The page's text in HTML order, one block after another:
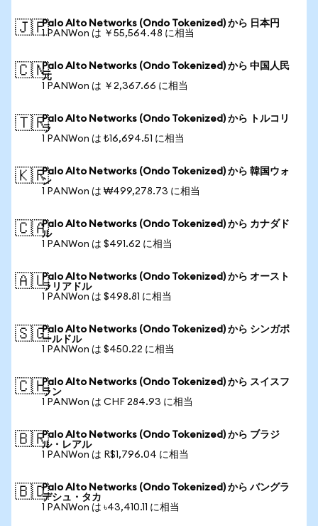
🇯🇵Palo Alto Networks (Ondo Tokenized) から 日本円
1 PANWon は ￥55,564.48 に相当
🇨🇳Palo Alto Networks (Ondo Tokenized) から 中国人民
元
1 PANWon は ￥2,367.66 に相当
🇹🇷Palo Alto Networks (Ondo Tokenized) から トルコリ
ラ
1 PANWon は ₺16,694.51 に相当
🇰🇷Palo Alto Networks (Ondo Tokenized) から 韓国ウォ
ン
1 PANWon は ₩499,278.73 に相当
🇨🇦Palo Alto Networks (Ondo Tokenized) から カナダド
ル
1 PANWon は $491.62 に相当
🇦🇺Palo Alto Networks (Ondo Tokenized) から オースト
ラリアドル
1 PANWon は $498.81 に相当
🇸🇬Palo Alto Networks (Ondo Tokenized) から シンガポ
ールドル
1 PANWon は $450.22 に相当
🇨🇭Palo Alto Networks (Ondo Tokenized) から スイスフ
ラン
1 PANWon は CHF 284.93 に相当
🇧🇷Palo Alto Networks (Ondo Tokenized) から ブラジ
ル・レアル
1 PANWon は R$1,796.04 に相当
🇧🇩Palo Alto Networks (Ondo Tokenized) から バングラ
デシュ・タカ
1 PANWon は ৳43,410.11 に相当